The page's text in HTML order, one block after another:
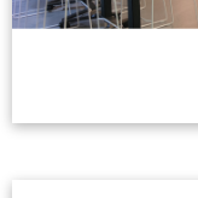
AD Education